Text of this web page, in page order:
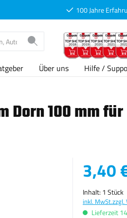
100 Jahre
Über uns Hilfe /
Dorn 100 mm für
Regulärer
3,40
Inhalt: 1 Stück
inkl. MwSt.zzgl.
Lieferzeit